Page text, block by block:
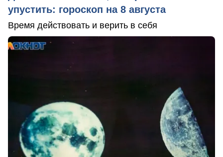
упустить: гороскоп на 8 августа
Время действовать и верить в себя